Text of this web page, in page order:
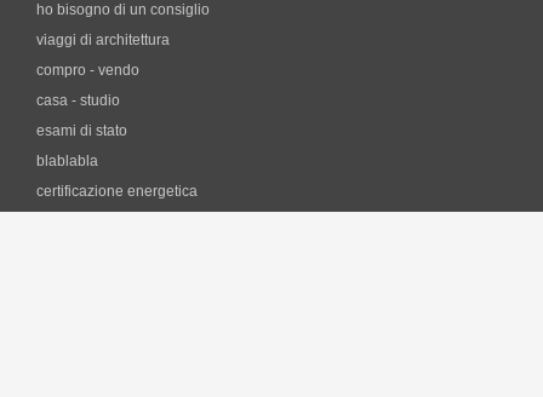
ho bisogno di un consiglio
viaggi di architettura
compro - vendo
casa - studio
esami di stato
blablabla
certificazione energetica